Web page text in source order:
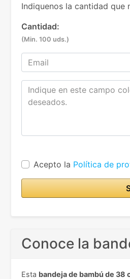
Indiquenos la cantidad
Cantidad:
(Min. 100 uds.)
Acepto la Política de
Conoce la
Esta bandeja de bambú de 38